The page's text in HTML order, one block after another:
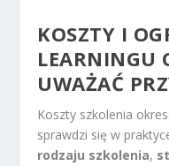
KOSZTY I
LEARNINGU
UWAŻAĆ
Koszty szkolenia
sprawdzi się w
rodzaju szkolenia,